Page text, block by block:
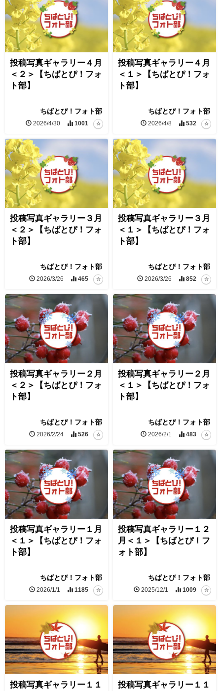
投稿写真ギャラリー４月
＜２＞【ちばとぴ！フォ
ト部】
ちばとぴ！フォト部
2026/4/30 1001
投稿写真ギャラリー４月
＜１＞【ちばとぴ！フォ
ト部】
ちばとぴ！フォト部
2026/4/8 532
投稿写真ギャラリー３月
＜２＞【ちばとぴ！フォ
ト部】
ちばとぴ！フォト部
2026/3/26 465
投稿写真ギャラリー３月
＜１＞【ちばとぴ！フォ
ト部】
ちばとぴ！フォト部
2026/3/26 852
投稿写真ギャラリー２月
＜２＞【ちばとぴ！フォ
ト部】
ちばとぴ！フォト部
2026/2/24 526
投稿写真ギャラリー２月
＜１＞【ちばとぴ！フォ
ト部】
ちばとぴ！フォト部
2026/2/1 483
投稿写真ギャラリー１月
＜１＞【ちばとぴ！フォ
ト部】
ちばとぴ！フォト部
2026/1/1 1185
投稿写真ギャラリー１２
月＜１＞【ちばとぴ！フ
ォト部】
ちばとぴ！フォト部
2025/12/1 1009
投稿写真ギャラリー１１
投稿写真ギャラリー１１